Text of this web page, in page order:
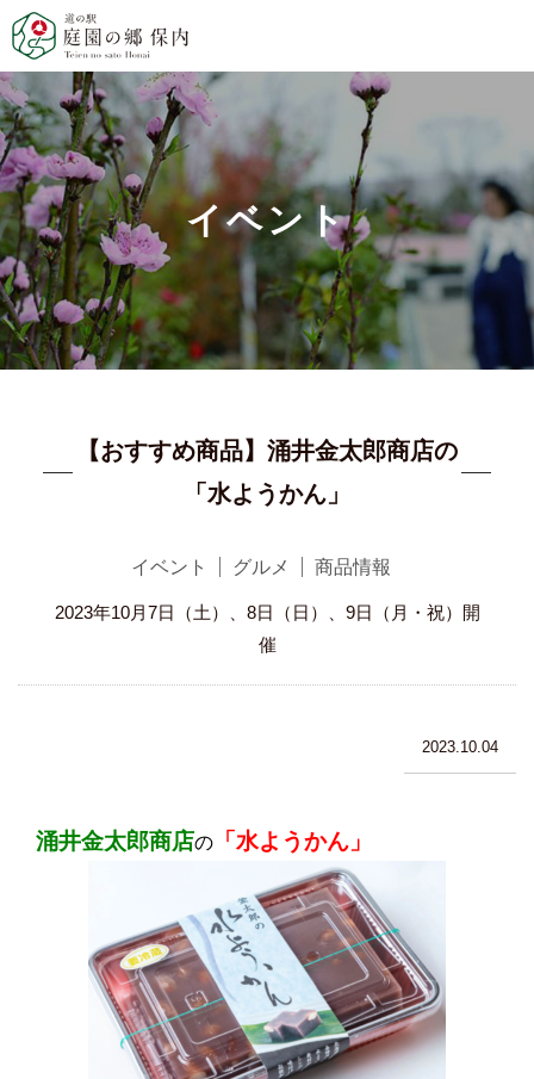
イベント
【おすすめ商品】涌井金太郎商店の
「水ようかん」
イベント グルメ 商品情報
2023年10月7日（土）、8日（日）、9日（月・祝）開
催
2023.10.04
涌井金太郎商店の 「水ようかん」